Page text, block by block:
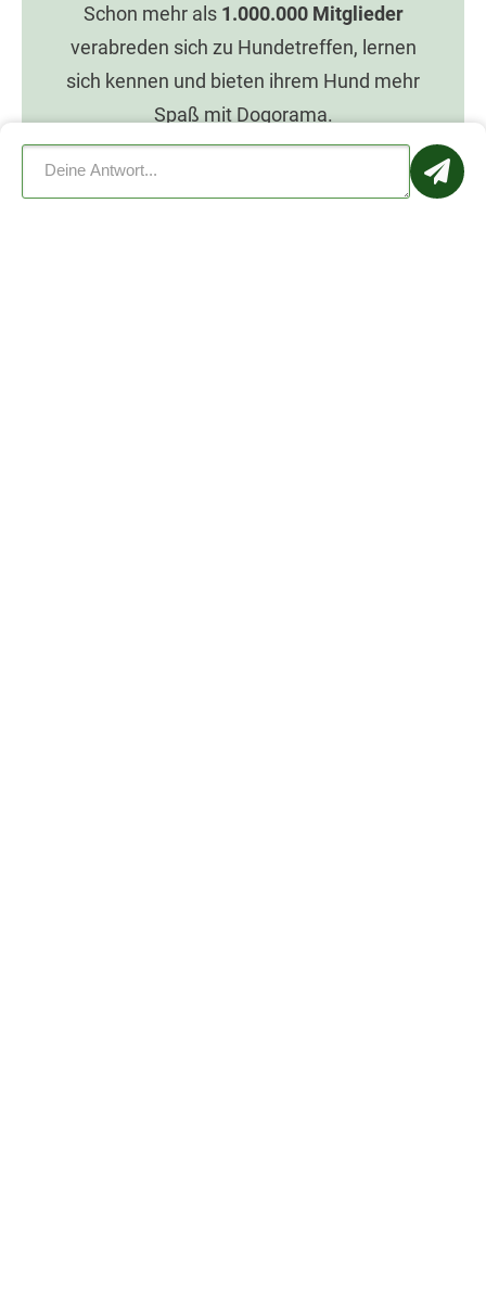
Schon mehr als 1.000.000Mitglieder
verabreden sich zu Hundetreffen, lernen
sich kennen und bieten ihrem Hund mehr
Spaß mit Dogorama.